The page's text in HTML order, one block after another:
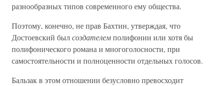
разнообразных типов современного ему общества.
Поэтому, конечно, не прав Бахтин, утверждая, что
Достоевский былсоздателемполифонии или хотя бы
полифонического романа и многоголосности, при
самостоятельности и полноценности отдельных голосов.
Бальзак в этом отношении безусловно превосходит